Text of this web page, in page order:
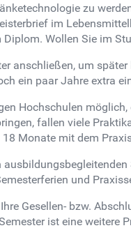
zu
im
Wollen Sie im
anschließen, um
ein paar Jahre extra
Hochschulen
fallen viele
Monate mit dem
und
Gesellen- bzw.
ist eine weitere